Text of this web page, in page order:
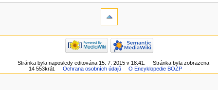
Stránka byla naposledy editována 15. 7. 2015 v 18:41.
Stránka byla zobrazena
14 553krát.
Ochrana osobních údajů O Encyklopedie BOZP